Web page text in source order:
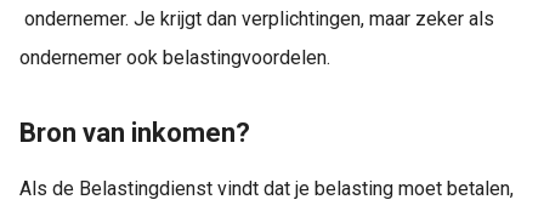
ondernemer. Je krijgt dan verplichtingen, maar zeker als
ondernemer ook belastingvoordelen.
Bron van inkomen?
Als de Belastingdienst vindt dat je belasting moet betalen,